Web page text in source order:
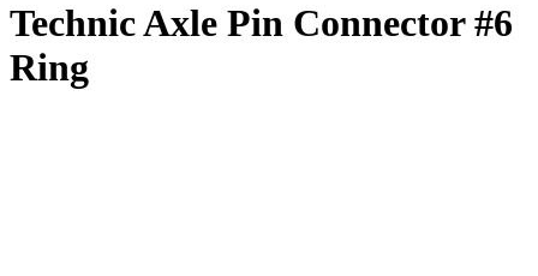
Technic Axle Pin Connector #6
Ring